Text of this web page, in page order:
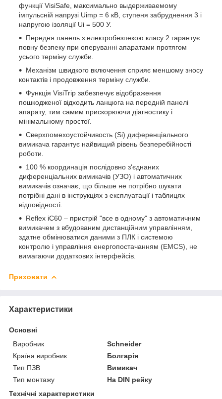
функції VisiSafe, максимально выдерживаемому
імпульсній напрузі Uimp = 6 кВ, ступеня забруднення 3 і
напругою ізоляції Ui = 500 У.
Передня панель з електробезпекою класу 2 гарантує
повну безпеку при оперуванні апаратами протягом
усього терміну служби.
Механізм швидкого включення сприяє меншому зносу
контактів і продовження терміну служби.
Функція VisiTrip забезпечує відображення
пошкодженої відходить ланцюга на передній панелі
апарату, тим самим прискорюючи діагностику і
мінімальному простої.
Сверхпомехоустойчивость (Si) диференціального
вимикача гарантує найвищий рівень безперебійності
роботи.
100 % координація послідовно з'єднаних
диференціальних вимикачів (УЗО) і автоматичних
вимикачів означає, що більше не потрібно шукати
потрібні дані в інструкціях з експлуатації і таблицях
відповідності.
Reflex iC60 – пристрій "все в одному" з автоматичним
вимикачем з вбудованим дистанційним управлінням,
здатне обмінюватися даними з ПЛК і системою
контролю і управління енергопостачанням (EMCS), не
вимагаючи додаткових інтерфейсів.
Приховати
Характеристики
Основні
Виробник
Schneider
Країна виробник
Болгарія
Тип ПЗВ
Вимикач
Тип монтажу
На DIN рейку
Технічні характеристики